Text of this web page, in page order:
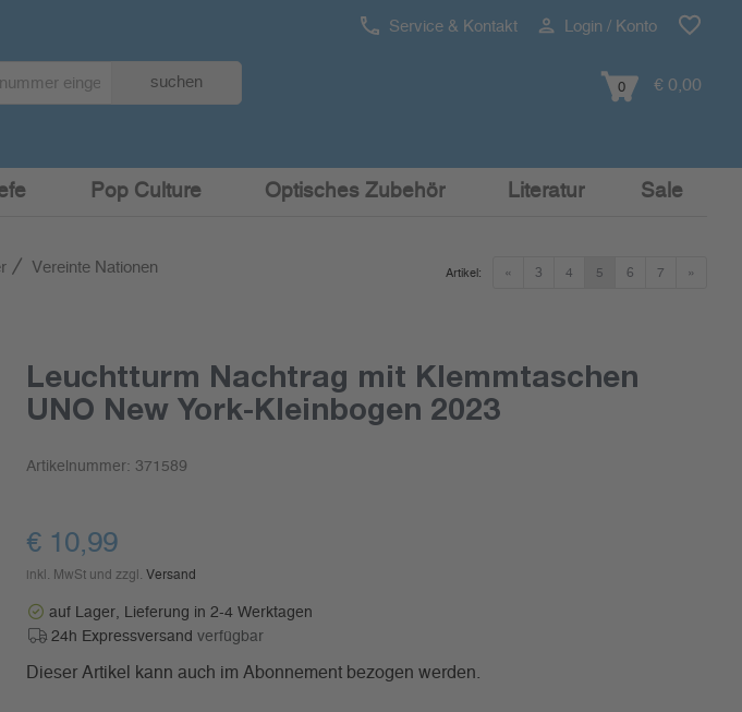
Service & Kontakt Login / Konto
suchen 0 € 0,00
Pop Culture Optisches Zubehör Literatur Sale
Vereinte Nationen
« 3 4 5 6 7 »
Artikel:
Leuchtturm Nachtrag mit Klemmtaschen
UNO New York-Kleinbogen 2023
Artikelnummer: 371589
€10,99
inkl. MwSt und zzgl. Versand
auf Lager, Lieferung in 2-4 Werktagen
24h Expressversand verfügbar
Dieser Artikel kann auch im Abonnement bezogen werden.